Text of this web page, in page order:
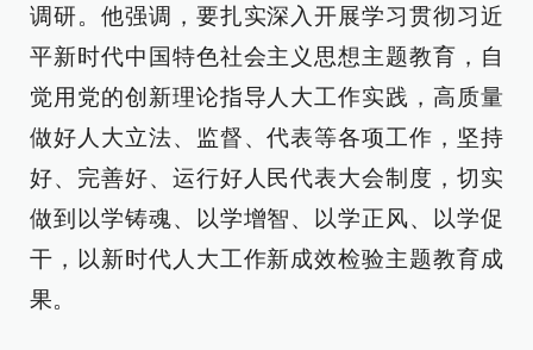
调研。他强调，要扎实深入开展学习贯彻习近
平新时代中国特色社会主义思想主题教育，自
觉用党的创新理论指导人大工作实践，高质量
做好人大立法、监督、代表等各项工作，坚持
好、完善好、运行好人民代表大会制度，切实
做到以学铸魂、以学增智、以学正风、以学促
干，以新时代人大工作新成效检验主题教育成
果。